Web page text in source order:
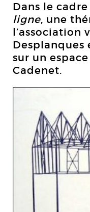
Dans le cadre
ligne, une
l’association
Desplanques
sur un
Cadenet.